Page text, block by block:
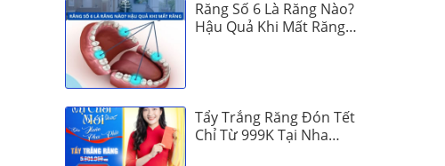
Răng Số 6 Là Răng Nào?
Hậu Quả Khi Mất Răng
Tẩy Trắng Răng Đón Tết
Chỉ Từ 999K Tại Nha